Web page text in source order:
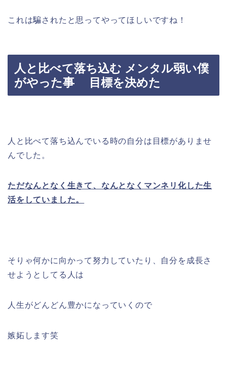
これは騙されたと思ってやってほしいですね！
人と比べて落ち込む メンタル弱い僕
がやった事 目標を決めた
人と比べて落ち込んでいる時の自分は目標がありませ
んでした。
ただなんとなく生きて、なんとなくマンネリ化した生
活をしていました。
そりゃ何かに向かって努力していたり、自分を成長さ
せようとしてる人は
人生がどんどん豊かになっていくので
嫉妬します笑